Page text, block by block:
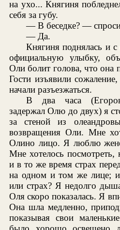
на ухо... Княгиня
себя за губу.
— В беседке? —
— Да.
Княгиня поднялась и
официальную улыбку,
Оли болит голова, что она
Гости изъявили
начали разъезжаться.
В два часа
задержал Олю до двух) я
за стеной из
возвращения Оли. Мне
Олино лицо. Я люблю
Мне хотелось
и в то же время страх
на одном и том же лице;
или страх? Я недолго
Оля скоро показалась. Я
Она шла медленно,
показывая свои